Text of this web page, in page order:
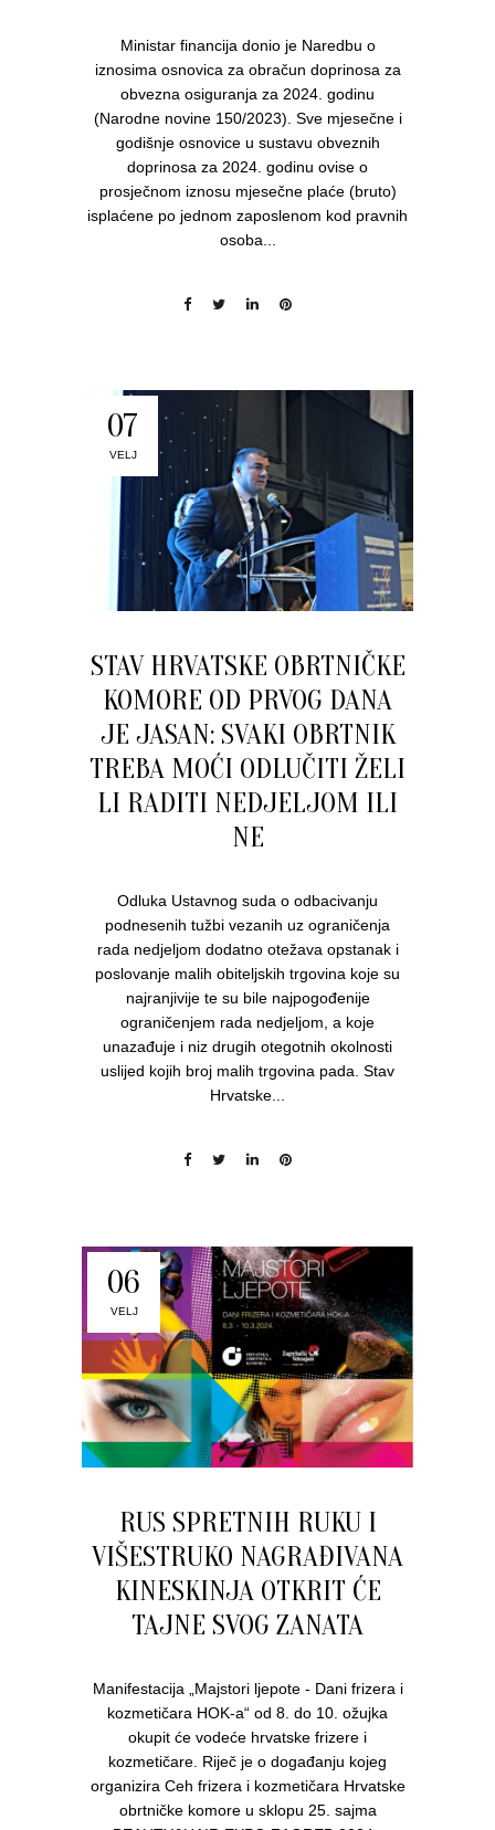
Ministar financija donio je Naredbu o
iznosima osnovica za obračun doprinosa za
obvezna osiguranja za 2024. godinu
(Narodne novine 150/2023). Sve mjesečne i
godišnje osnovice u sustavu obveznih
doprinosa za 2024. godinu ovise o
prosječnom iznosu mjesečne plaće (bruto)
isplaćene po jednom zaposlenom kod pravnih
osoba...
07
VELJ
STAV HRVATSKE OBRTNIČKE
KOMORE OD PRVOG DANA
JE JASAN: SVAKI OBRTNIK
TREBA MOĆI ODLUČITI ŽELI
LI RADITI NEDJELJOM ILI
NE
Odluka Ustavnog suda o odbacivanju
podnesenih tužbi vezanih uz ograničenja
rada nedjeljom dodatno otežava opstanak i
poslovanje malih obiteljskih trgovina koje su
najranjivije te su bile najpogođenije
ograničenjem rada nedjeljom, a koje
unazađuje i niz drugih otegotnih okolnosti
uslijed kojih broj malih trgovina pada. Stav
Hrvatske...
06
VELJ
RUS SPRETNIH RUKU I
VIŠESTRUKO NAGRAĐIVANA
KINESKINJA OTKRIT ĆE
TAJNE SVOG ZANATA
Manifestacija „Majstori ljepote - Dani frizera i
kozmetičara HOK-a“ od 8. do 10. ožujka
okupit će vodeće hrvatske frizere i
kozmetičare. Riječ je o događanju kojeg
organizira Ceh frizera i kozmetičara Hrvatske
obrtničke komore u sklopu 25. sajma